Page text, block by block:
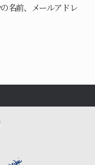
名前、メールアドレ